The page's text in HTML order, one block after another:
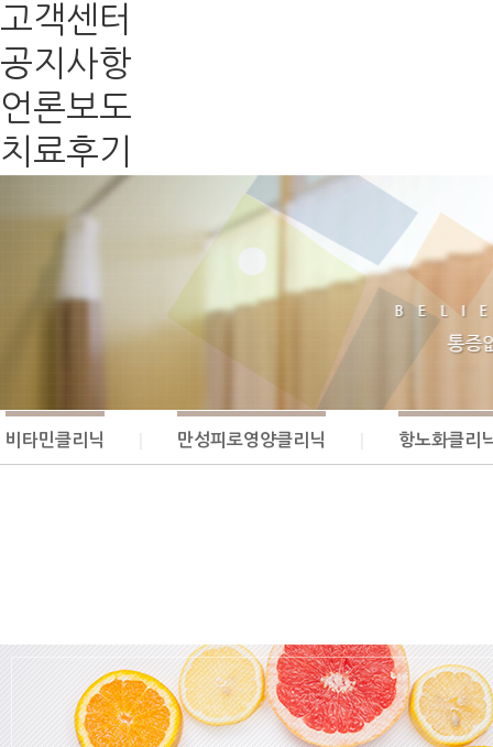
고객센터
공지사항
언론보도
치료후기
비타민클리닉 만성피로영양클리닉 항노화클리